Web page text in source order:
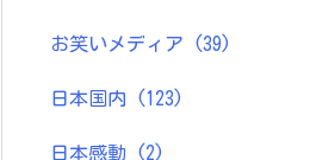
お笑いメディア (39)
日本国内 (123)
日本感動 (2)